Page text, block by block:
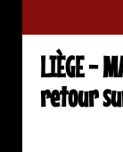
LIÈGE -
retour